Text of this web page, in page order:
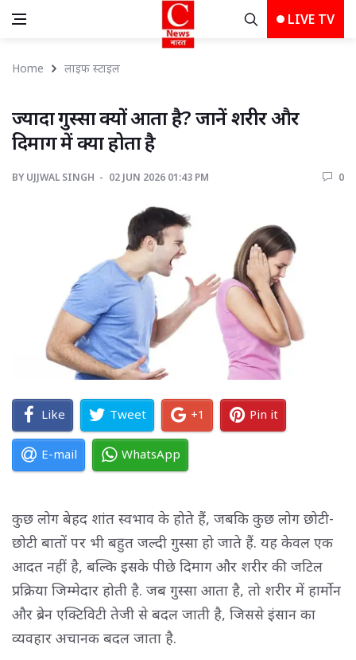
LIVE TV
Home लाइफ स्‍टाइल
ज्यादा गुस्सा क्यों आता है? जानें शरीर और
दिमाग में क्या होता है
BY UJJWAL SINGH 02 JUN 2026 01:43 PM 0
Like Tweet +1 Pin it
E-mail WhatsApp
कुछ लोग बेहद शांत स्वभाव के होते हैं, जबकि कुछ लोग छोटी-
छोटी बातों पर भी बहुत जल्दी गुस्सा हो जाते हैं. यह केवल एक
आदत नहीं है, बल्कि इसके पीछे दिमाग और शरीर की जटिल
प्रक्रिया जिम्मेदार होती है. जब गुस्सा आता है, तो शरीर में हार्मोन
और ब्रेन एक्टिविटी तेजी से बदल जाती है, जिससे इंसान का
व्यवहार अचानक बदल जाता है.